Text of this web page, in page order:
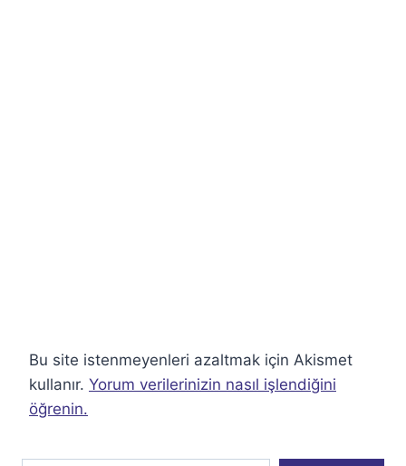
Bu site istenmeyenleri azaltmak için Akismet
kullanır. Yorum verilerinizin nasıl işlendiğini
öğrenin.
E-postanızı yazın…